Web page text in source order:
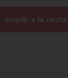
Añadir a la cesta